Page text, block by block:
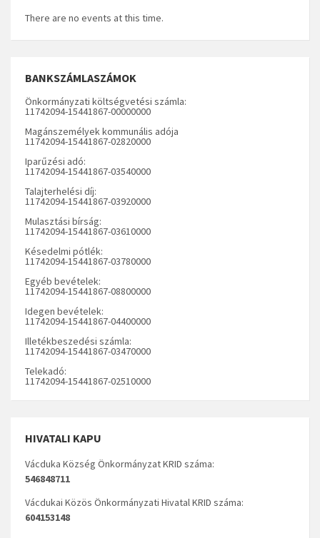
There are no events at this time.
BANKSZÁMLASZÁMOK
Önkormányzati költségvetési számla:
11742094-15441867-00000000
Magánszemélyek kommunális adója
11742094-15441867-02820000
Iparűzési adó:
11742094-15441867-03540000
Talajterhelési díj:
11742094-15441867-03920000
Mulasztási bírság:
11742094-15441867-03610000
Késedelmi pótlék:
11742094-15441867-03780000
Egyéb bevételek:
11742094-15441867-08800000
Idegen bevételek:
11742094-15441867-04400000
Illetékbeszedési számla:
11742094-15441867-03470000
Telekadó:
11742094-15441867-02510000
HIVATALI KAPU
Vácduka Község Önkormányzat KRID száma:
546848711
Vácdukai Közös Önkormányzati Hivatal KRID száma:
604153148